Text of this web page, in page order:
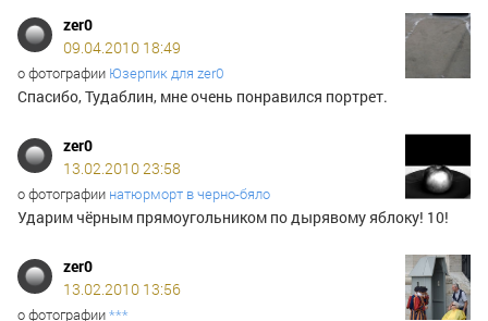
zer0
09.04.2010 18:49
о фотографии Юзерпик для zer0
Спасибо, Тудаблин, мне очень понравился портрет.
zer0
13.02.2010 23:58
о фотографии натюрморт в черно-бяло
Ударим чёрным прямоугольником по дырявому яблоку! 10!
zer0
13.02.2010 13:56
о фотографии***